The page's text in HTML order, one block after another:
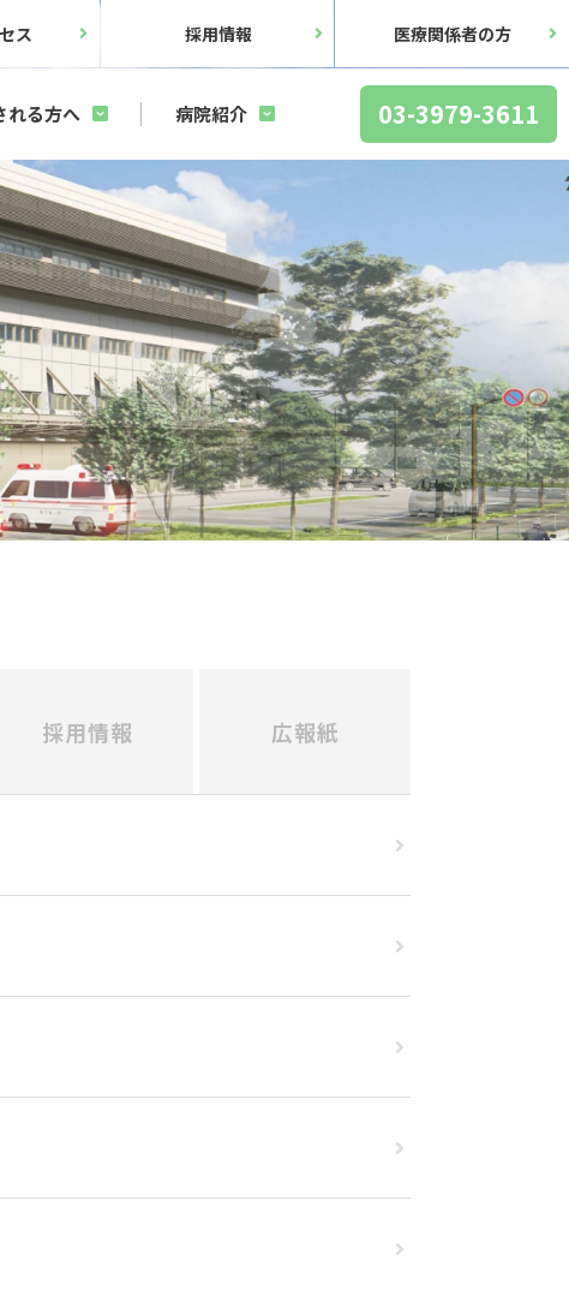
ス 採用情報 医療関係者の方
れる方へ 病院紹介 03-3979-3611
採用情報 広報紙